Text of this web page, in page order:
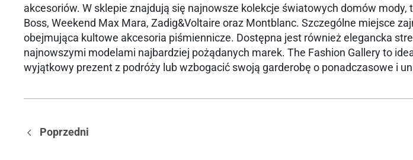
akcesoriów. W sklepie znajdują się najnowsze kolekcje światowych domów mody,
Boss, Weekend Max Mara, Zadig&Voltaire oraz Montblanc. Szczególne miejsce
obejmująca kultowe akcesoria piśmiennicze. Dostępna jest również elegancka
najnowszymi modelami najbardziej pożądanych marek. The Fashion Gallery to
wyjątkowy prezent z podróży lub wzbogacić swoją garderobę o ponadczasowe i
Poprzedni